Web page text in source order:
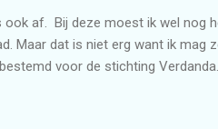
af. Bij deze moest ik wel nog
Maar dat is niet erg want ik mag
voor de stichting Verdanda.